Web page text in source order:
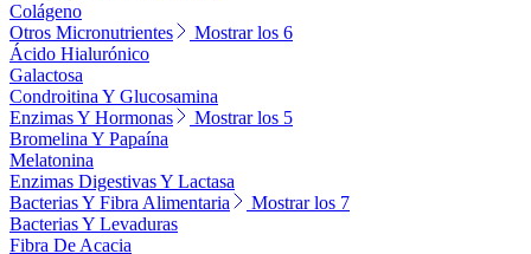
Colágeno
Otros Micronutrientes
Mostrar los 6
Ácido Hialurónico
Galactosa
Condroitina Y Glucosamina
Enzimas Y Hormonas
Mostrar los 5
Bromelina Y Papaína
Melatonina
Enzimas Digestivas Y Lactasa
Bacterias Y Fibra Alimentaria
Mostrar los 7
Bacterias Y Levaduras
Fibra De Acacia